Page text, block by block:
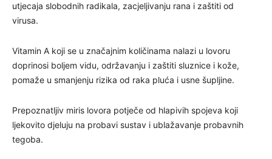
utjecaja slobodnih radikala, zacjeljivanju rana i zaštiti od
virusa.
Vitamin A koji se u značajnim količinama nalazi u lovoru
doprinosi boljem vidu, održavanju i zaštiti sluznice i kože,
pomaže u smanjenju rizika od raka pluća i usne šupljine.
Prepoznatljiv miris lovora potječe od hlapivih spojeva koji
ljekovito djeluju na probavi sustav i ublažavanje probavnih
tegoba.